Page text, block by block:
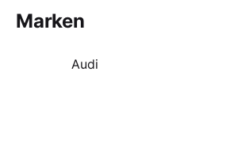
Marken
Audi